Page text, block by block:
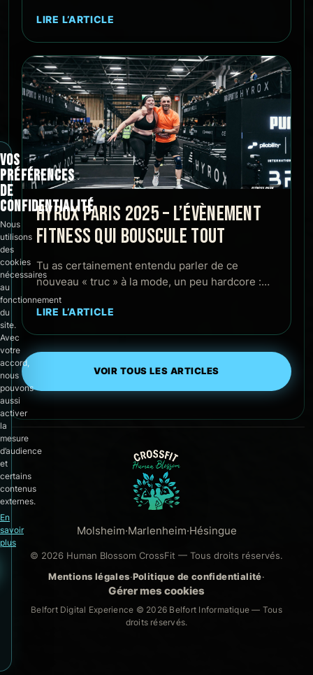
LIRE L’ARTICLE
HYROX PARIS 2025 – L’ÉVÈNEMENT
FITNESS QUI BOUSCULE TOUT
Tu as certainement entendu parler de ce
nouveau « truc » à la mode, un peu hardcore :…
LIRE L’ARTICLE
VOIR TOUS LES ARTICLES
Molsheim·Marlenheim·Hésingue
© 2026 Human Blossom CrossFit — Tous droits réservés.
Mentions légales·Politique de confidentialité·
Gérer mes cookies
Belfort Digital Experience © 2026 Belfort Informatique — Tous
droits réservés.
VOS
PRÉFÉRENCES
DE
CONFIDENTIALITÉ
Nous
utilisons
des
cookies
nécessaires
au
fonctionnement
du
site.
Avec
votre
accord,
nous
pouvons
aussi
activer
la
mesure
d’audience
et
certains
contenus
externes.
En
savoir
plus